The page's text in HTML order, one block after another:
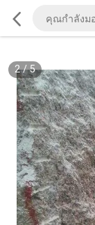
2/5